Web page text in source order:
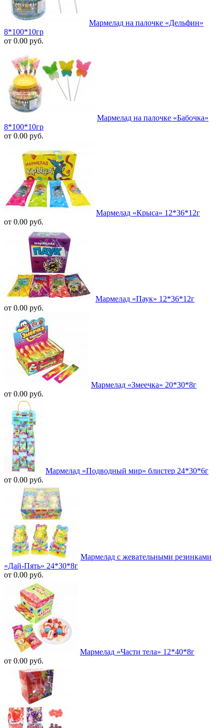
Мармелад на палочке «Дельфин»
8*100*10гр
от 0.00 руб.
Мармелад на палочке «Бабочка»
8*100*10гр
от 0.00 руб.
Мармелад «Крыса» 12*36*12г
от 0.00 руб.
Мармелад «Паук» 12*36*12г
от 0.00 руб.
Мармелад «Змеечка» 20*30*8г
от 0.00 руб.
Мармелад «Подводный мир» блистер 24*30*6г
от 0.00 руб.
Мармелад с жевательными резинками
«Дай-Пять» 24*30*8г
от 0.00 руб.
Мармелад «Части тела» 12*40*8г
от 0.00 руб.